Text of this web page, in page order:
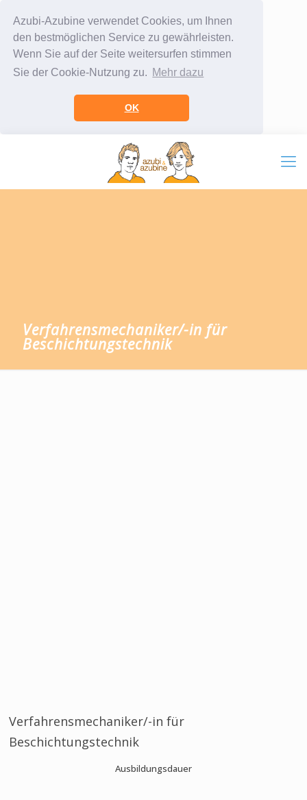
Azubi-Azubine verwendet Cookies, um Ihnen
den bestmöglichen Service zu gewährleisten.
Wenn Sie auf der Seite weitersurfen stimmen
Sie der Cookie-Nutzung zu. Mehr dazu
OK
Verfahrensmechaniker/-in für
Beschichtungstechnik
Verfahrensmechaniker/-in für
Beschichtungstechnik
Ausbildungsdauer